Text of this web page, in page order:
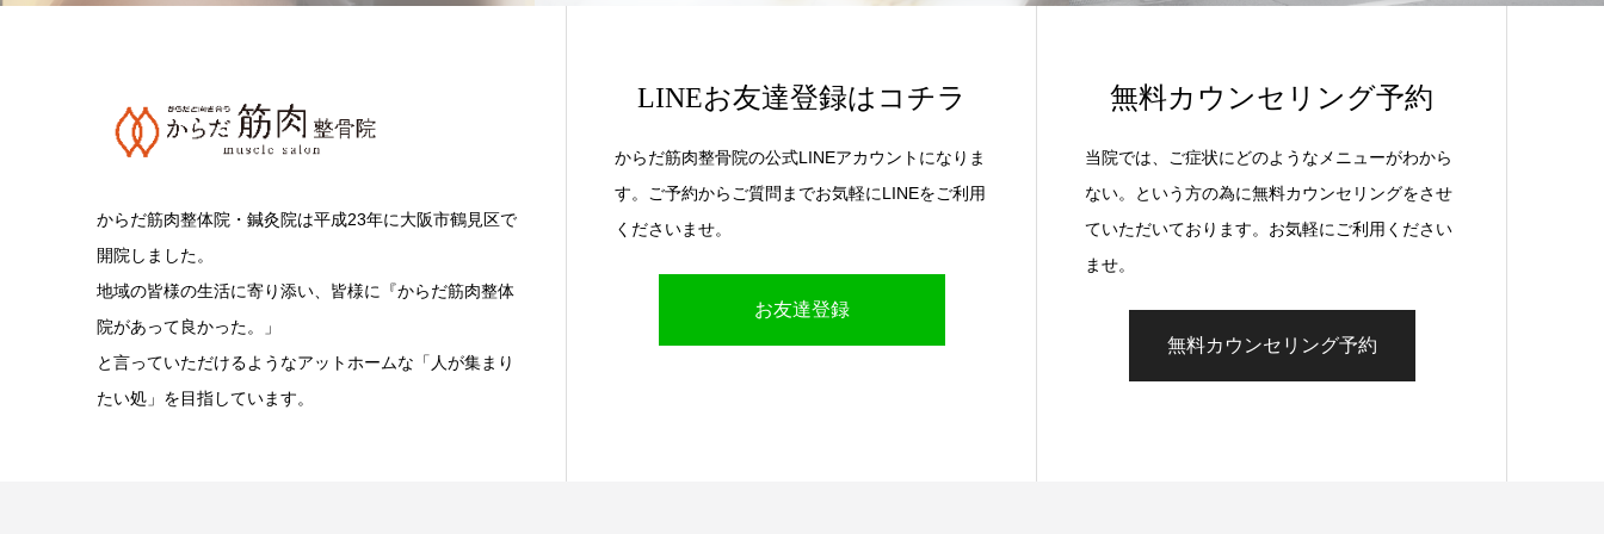
からだ筋肉整体院・鍼灸院は平成23年に大阪市鶴見区で
開院しました。
地域の皆様の生活に寄り添い、皆様に『からだ筋肉整体
院があって良かった。」
と言っていただけるようなアットホームな「人が集まり
たい処」を目指しています。
LINEお友達登録はコチラ
からだ筋肉整骨院の公式LINEアカウントになりま
す。ご予約からご質問までお気軽にLINEをご利用
くださいませ。
お友達登録
無料カウンセリング予約
当院では、ご症状にどのようなメニューがわから
ない。という方の為に無料カウンセリングをさせ
ていただいております。お気軽にご利用ください
ませ。
無料カウンセリング予約